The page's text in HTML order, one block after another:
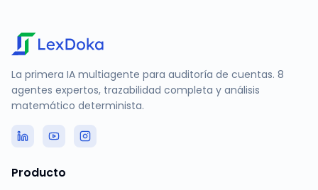
La primera IA multiagente para auditoría de cuentas. 8
agentes expertos, trazabilidad completa y análisis
matemático determinista.
Producto